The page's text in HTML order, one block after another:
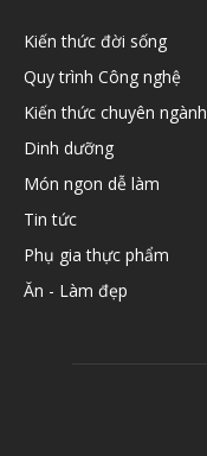
Kiến thức đời sống
Quy trình Công nghệ
Kiến thức chuyên ngành
Dinh dưỡng
Món ngon dễ làm
Tin tức
Phụ gia thực phẩm
Ăn - Làm đẹp